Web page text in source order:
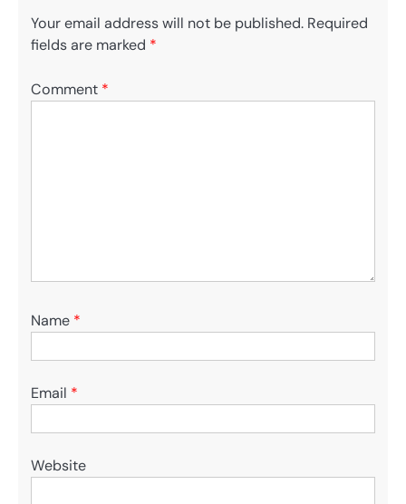
Your email address will not be published. Required
fields are marked *
Comment *
Name *
Email *
Website